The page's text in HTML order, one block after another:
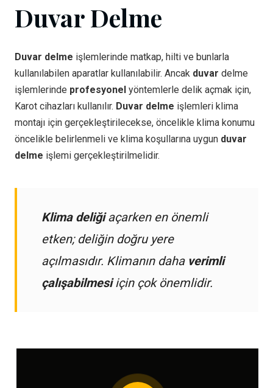
Duvar Delme
Duvar delme işlemlerinde matkap, hilti ve bunlarla
kullanılabilen aparatlar kullanılabilir. Ancak duvar delme
işlemlerinde profesyonel yöntemlerle delik açmak için,
Karot cihazları kullanılır. Duvar delme işlemleri klima
montajı için gerçekleştirilecekse, öncelikle klima konumu
öncelikle belirlenmeli ve klima koşullarına uygun duvar
delme işlemi gerçekleştirilmelidir.
Klima deliğiaçarken en önemli
etken; deliğin doğru yere
açılmasıdır. Klimanın daha verimli
çalışabilmesiiçin çok önemlidir.